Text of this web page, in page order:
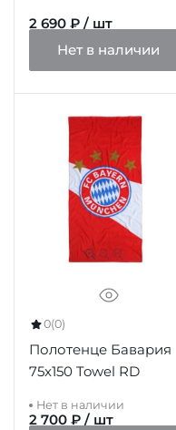
2 690 ₽ / шт
Нет в наличии
0(0)
Полотенце Бавария
75x150 Towel RD
Нет в наличии
2 700 ₽ / шт